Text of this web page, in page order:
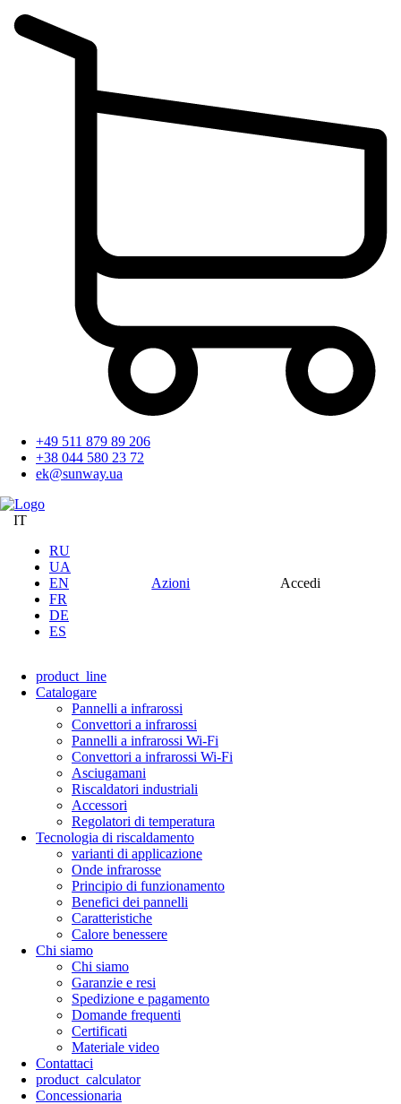
+49 511 879 89 206
+38 044 580 23 72
ek@sunway.ua
IT
RU
UA
EN
FR
DE
ES
Azioni Accedi
product_line
Catalogare
Pannelli a infrarossi
Convettori a infrarossi
Pannelli a infrarossi Wi-Fi
Convettori a infrarossi Wi-Fi
Asciugamani
Riscaldatori industriali
Accessori
Regolatori di temperatura
Tecnologia di riscaldamento
varianti di applicazione
Onde infrarosse
Principio di funzionamento
Benefici dei pannelli
Caratteristiche
Calore benessere
Chi siamo
Chi siamo
Garanzie e resi
Spedizione e pagamento
Domande frequenti
Certificati
Materiale video
Contattaci
product_calculator
Concessionaria